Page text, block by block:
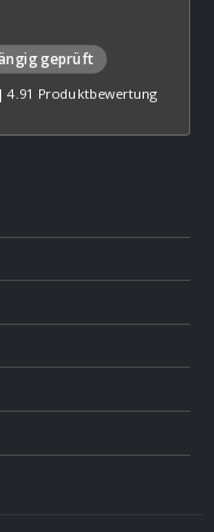
geprüft
|4.91 Produktbewertung